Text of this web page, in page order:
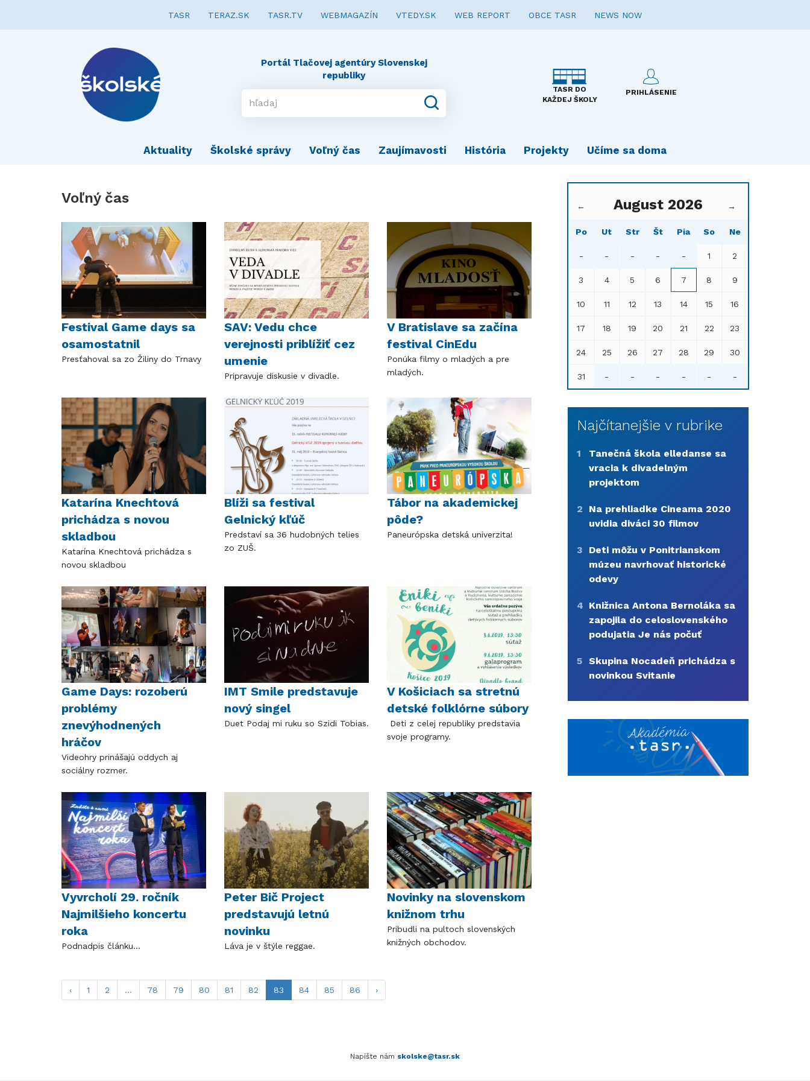
TASR TERAZ.SK TASR.TV WEBMAGAZÍN VTEDY.SK WEB REPORT OBCE TASR NEWS NOW
Portál Tlačovej agentúry Slovenskej
republiky
TASR DO
KAŽDEJ ŠKOLY
PRIHLÁSENIE
Aktuality Školské správy Voľný čas Zaujímavosti História Projekty Učíme sa doma
Voľný čas
Festival Game days sa
osamostatnil
Presťahoval sa zo Žiliny do Trnavy
SAV: Vedu chce
verejnosti priblížiť cez
umenie
Pripravuje diskusie v divadle.
V Bratislave sa začína
festival CinEdu
Ponúka filmy o mladých a pre
mladých.
Katarína Knechtová
prichádza s novou
skladbou
Katarína Knechtová prichádza s
novou skladbou
Blíži sa festival
Gelnický kľúč
Predstaví sa 36 hudobných telies
zo ZUŠ.
Tábor na akademickej
pôde?
Paneurópska detská univerzita!
Game Days: rozoberú
problémy
znevýhodnených
hráčov
Videohry prinášajú oddych aj
sociálny rozmer.
IMT Smile predstavuje
nový singel
Duet Podaj mi ruku so Szidi Tobias.
V Košiciach sa stretnú
detské folklórne súbory
Deti z celej republiky predstavia
svoje programy.
Vyvrcholí 29. ročník
Najmilšieho koncertu
roka
Podnadpis článku...
Peter Bič Project
predstavujú letnú
novinku
Láva je v štýle reggae.
Novinky na slovenskom
knižnom trhu
Pribudli na pultoch slovenských
knižných obchodov.
‹ 1 2 ... 78 79 80 81 82 83 84 85 86 ›
← August 2026 →
Po Ut Str Št Pia So Ne
- - - - - 1 2
3 4 5 6 7 8 9
10 11 12 13 14 15 16
17 18 19 20 21 22 23
24 25 26 27 28 29 30
31 - - - - - -
Najčítanejšie v rubrike
1
Tanečná škola elledanse sa
vracia k divadelným
projektom
2
Na prehliadke Cineama 2020
uvidia diváci 30 filmov
3
Deti môžu v Ponitrianskom
múzeu navrhovať historické
odevy
4 Knižnica Antona Bernoláka sa
zapojila do celoslovenského
podujatia Je nás počuť
5 Skupina Nocadeň prichádza s
novinkou Svitanie
Napíšte nám skolske@tasr.sk